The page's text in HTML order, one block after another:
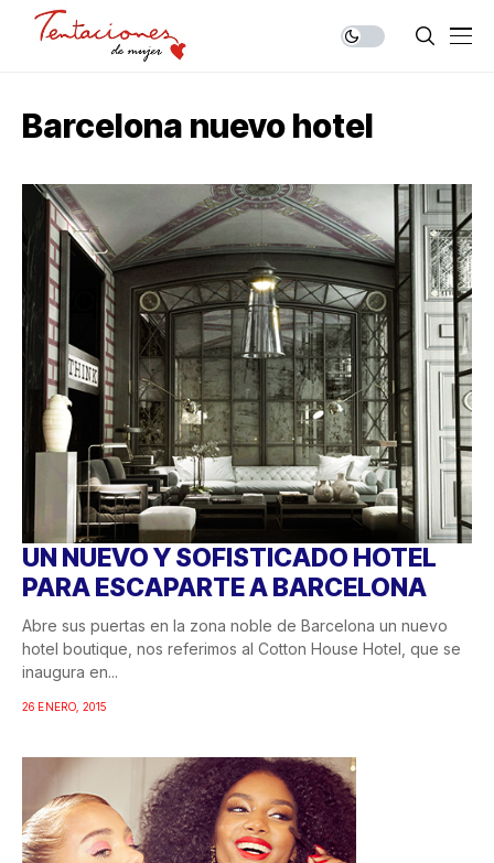
Barcelona nuevo hotel
UN NUEVO Y SOFISTICADO HOTEL
PARA ESCAPARTE A BARCELONA
Abre sus puertas en la zona noble de Barcelona un nuevo
hotel boutique, nos referimos al Cotton House Hotel, que se
inaugura en...
26 ENERO, 2015